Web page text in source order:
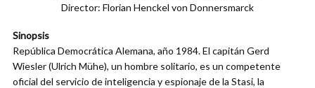
Director: Florian Henckel von Donnersmarck
Sinopsis
República Democrática Alemana, año 1984. El capitán Gerd
Wiesler (Ulrich Mühe), un hombre solitario, es un competente
oficial del servicio de inteligencia y espionaje de la Stasi, la